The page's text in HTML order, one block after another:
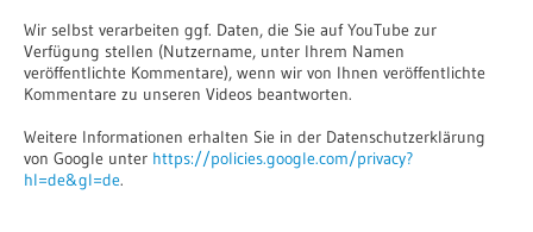
Wir selbst verarbeiten ggf. Daten, die Sie auf YouTube zur
Verfügung stellen (Nutzername, unter Ihrem Namen
veröffentlichte Kommentare), wenn wir von Ihnen veröffentlichte
Kommentare zu unseren Videos beantworten.
Weitere Informationen erhalten Sie in der Datenschutzerklärung
von Google unter https://policies.google.com/privacy?
hl=de&gl=de.